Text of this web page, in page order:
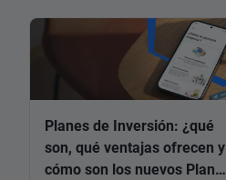
Planes de Inversión: ¿qué
son, qué ventajas ofrecen y
cómo son los nuevos Planes